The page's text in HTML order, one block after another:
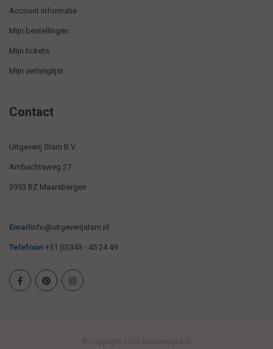
Account informatie
Mijn bestellingen
Mijn tickets
Mijn verlanglijst
Contact
Uitgeverij Stam B.V.
Ambachtsweg 27
3953 BZ Maarsbergen
Email info@uitgeverijstam.nl
Telefoon +31 (0)343 - 45 24 49